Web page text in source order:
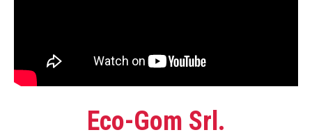
Eco-Gom Srl.